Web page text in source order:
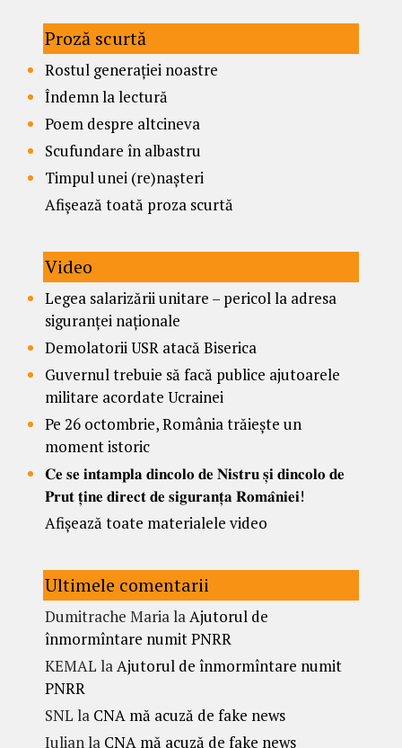
Proză scurtă
Rostul generației noastre
Îndemn la lectură
Poem despre altcineva
Scufundare în albastru
Timpul unei (re)nașteri
Afișează toată proza scurtă
Video
Legea salarizării unitare – pericol la adresa
siguranței naționale
Demolatorii USR atacă Biserica
Guvernul trebuie să facă publice ajutoarele
militare acordate Ucrainei
Pe 26 octombrie, România trăiește un
moment istoric
𝐂𝐞 𝐬𝐞 𝐢𝐧𝐭𝐚𝐦𝐩𝐥𝐚 𝐝𝐢𝐧𝐜𝐨𝐥𝐨 𝐝𝐞 𝐍𝐢𝐬𝐭𝐫𝐮 𝐬̦𝐢 𝐝𝐢𝐧𝐜𝐨𝐥𝐨 𝐝𝐞
𝐏𝐫𝐮𝐭 𝐭̦𝐢𝐧𝐞 𝐝𝐢𝐫𝐞𝐜𝐭 𝐝𝐞 𝐬𝐢𝐠𝐮𝐫𝐚𝐧𝐭̦𝐚 𝐑𝐨𝐦𝐚̂𝐧𝐢𝐞𝐢!
Afișează toate materialele video
Ultimele comentarii
Dumitrache MarialaAjutorul de
înmormîntare numit PNRR
KEMAL laAjutorul de înmormîntare numit
PNRR
SNL la CNA mă acuză de fake news
Iulianla CNA mă acuză de fake news